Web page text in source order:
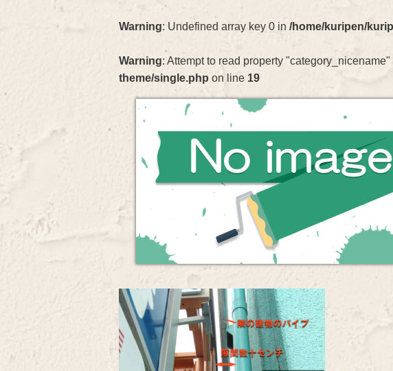
Warning: Undefined array key 0 in/home/kuripen/
Warning: Attempt to read property
theme/single.php on line 19